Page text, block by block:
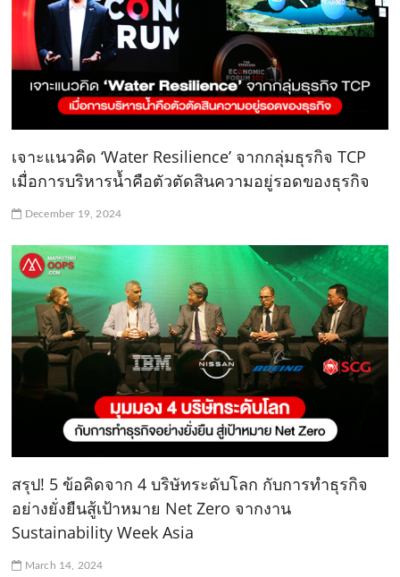
m
o
m
เจาะแนวคิด ‘Water Resilience’ จากกลุ่มธุรกิจ TCP
เมื่อการบริหารน้ำคือตัวตัดสินความอยู่รอดของธุรกิจ
December 19, 2024
สรุป! 5 ข้อคิดจาก 4 บริษัทระดับโลก กับการทำธุรกิจ
อย่างยั่งยืนสู้เป้าหมาย Net Zero จากงาน
Sustainability Week Asia
March 14, 2024